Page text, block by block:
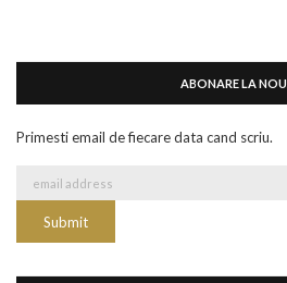
ABONARE LA
Primesti email de fiecare data cand scriu.